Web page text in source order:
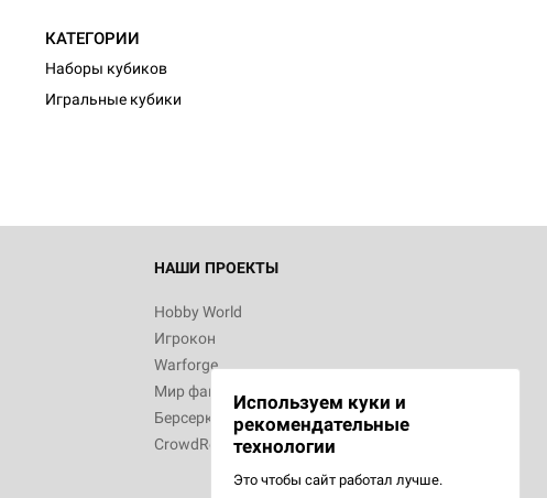
КАТЕГОРИИ
Наборы кубиков
Игральные кубики
НАШИ ПРОЕКТЫ
Hobby World
Игрокон
Warforge
Мир фантастики
Берсерк
CrowdRepublic
Используем куки и
рекомендательные
технологии
Это чтобы сайт работал лучше.